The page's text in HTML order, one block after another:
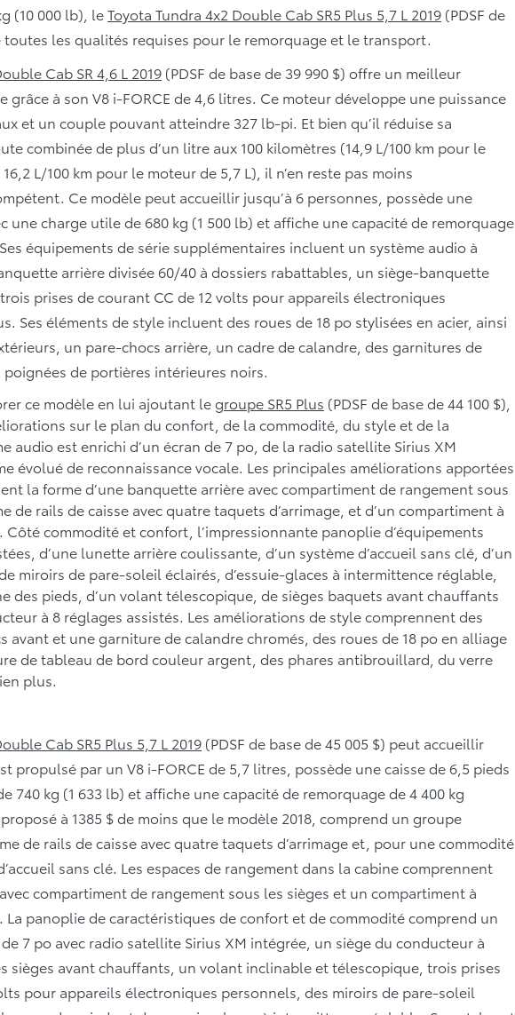
(10 000 lb), leToyota Tundra 4x2 Double Cab SR5 Plus 5,7 L 2019 (PDSF de
toutes les qualités requises pour le remorquage et le transport.
Cab SR 4,6 L 2019 (PDSF de base de 39 990 $) offre un meilleur
grâce à son V8 i-FORCE de 4,6 litres. Ce moteur développe une puissance
et un couple pouvant atteindre 327 lb-pi. Et bien qu’il réduise sa
combinée de plus d’un litre aux 100 kilomètres (14,9 L/100 km pour le
L/100 km pour le moteur de 5,7 L), il n’en reste pas moins
Ce modèle peut accueillir jusqu’à 6 personnes, possède une
une charge utile de 680 kg (1 500 lb) et affiche une capacité de remorquage
équipements de série supplémentaires incluent un système audio à
arrière divisée 60/40 à dossiers rabattables, un siège-banquette
prises de courant CC de 12 volts pour appareils électroniques
Ses éléments de style incluent des roues de 18 po stylisées en acier, ainsi
un pare-chocs arrière, un cadre de calandre, des garnitures de
de portières intérieures noirs.
ce modèle en lui ajoutant legroupe SR5 Plus (PDSF de base de 44 100 $),
sur le plan du confort, de la commodité, du style et de la
audio est enrichi d’un écran de 7 po, de la radio satellite Sirius XM
évolué de reconnaissance vocale. Les principales améliorations apportées
la forme d’une banquette arrière avec compartiment de rangement sous
de rails de caisse avec quatre taquets d’arrimage, et d’un compartiment à
Côté commodité et confort, l’impressionnante panoplie d’équipements
d’une lunette arrière coulissante, d’un système d’accueil sans clé, d’un
miroirs de pare-soleil éclairés, d’essuie-glaces à intermittence réglable,
des pieds, d’un volant télescopique, de sièges baquets avant chauffants
à 8 réglages assistés. Les améliorations de style comprennent des
avant et une garniture de calandre chromés, des roues de 18 po en alliage
de tableau de bord couleur argent, des phares antibrouillard, du verre
plus.
Cab SR5 Plus 5,7 L 2019 (PDSF de base de 45 005 $) peut accueillir
propulsé par un V8 i-FORCE de 5,7 litres, possède une caisse de 6,5 pieds
740 kg (1 633 lb) et affiche une capacité de remorquage de 4 400 kg
à 1385 $ de moins que le modèle 2018, comprend un groupe
de rails de caisse avec quatre taquets d’arrimage et, pour une commodité
sans clé. Les espaces de rangement dans la cabine comprennent
compartiment de rangement sous les sièges et un compartiment à
La panoplie de caractéristiques de confort et de commodité comprend un
7 po avec radio satellite Sirius XM intégrée, un siège du conducteur à
sièges avant chauffants, un volant inclinable et télescopique, trois prises
pour appareils électroniques personnels, des miroirs de pare-soleil